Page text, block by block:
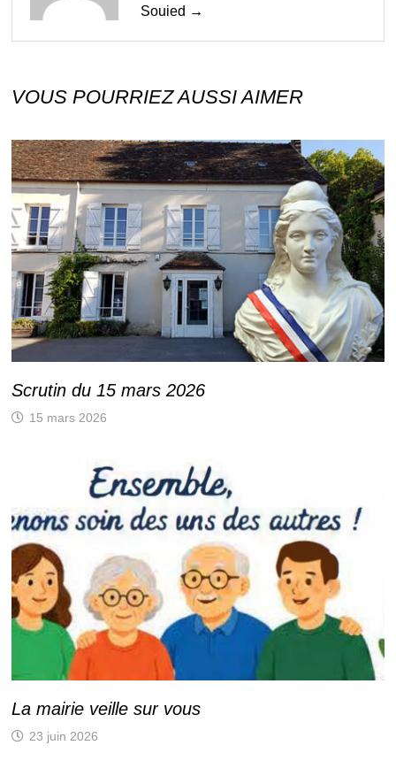
Souied →
VOUS POURRIEZ AUSSI AIMER
Scrutin du 15 mars 2026
15 mars 2026
La mairie veille sur vous
23 juin 2026